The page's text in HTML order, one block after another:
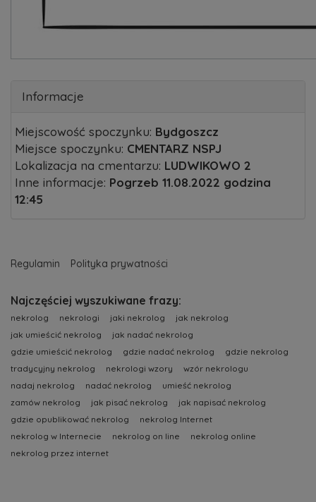
Informacje
Miejscowość spoczynku: Bydgoszcz
Miejsce spoczynku: CMENTARZ NSPJ
Lokalizacja na cmentarzu: LUDWIKOWO 2
Inne informacje: Pogrzeb 11.08.2022 godzina
12:45
Regulamin Polityka prywatności
Najczęściej wyszukiwane frazy:
nekrolog nekrologi jaki nekrolog
jak nekrolog
jak umieścić nekrolog
jak nadać nekrolog
gdzie umieścić nekrolog
gdzie nadać nekrolog
gdzie nekrolog
tradycyjny nekrolog
nekrologi wzory
wzór nekrologu
nadaj nekrolog
nadać nekrolog
umieść nekrolog
zamów nekrolog
jak pisać nekrolog
jak napisać nekrolog
gdzie opublikować nekrolog
nekrolog Internet
nekrolog w Internecie
nekrolog on line
nekrolog online
nekrolog przez internet